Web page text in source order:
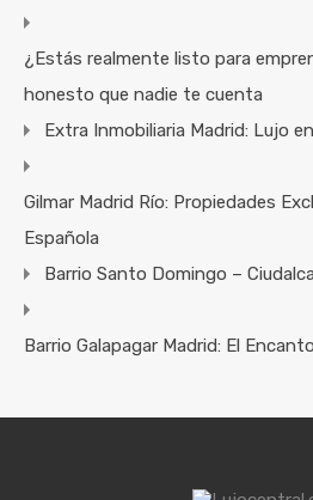
¿Estás realmente listo para
honesto que nadie te cuenta
Extra Inmobiliaria Madrid: Lujo
Gilmar Madrid Río: Propiedades
Española
Barrio Santo Domingo –
Barrio Galapagar Madrid: El